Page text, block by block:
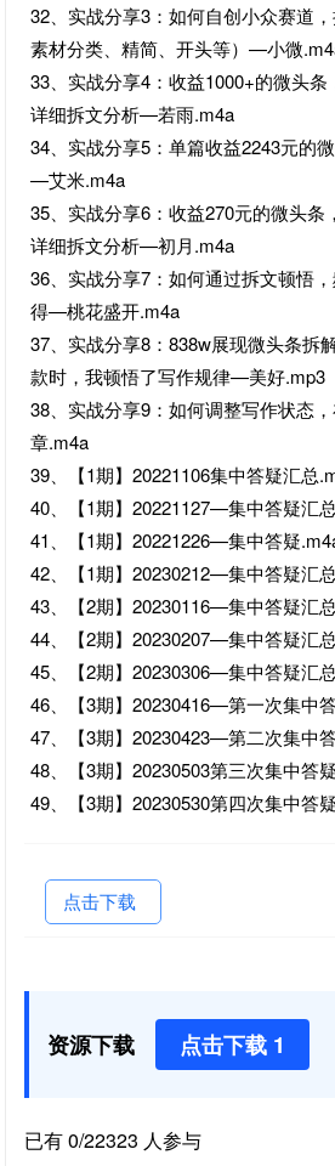
32、实战分享3：如何自创小众赛道
素材分类、精简、开头等）—小微
33、实战分享4：收益1000+的微头
详细拆文分析—若雨.m4a
34、实战分享5：单篇收益2243元的
—艾米.m4a
35、实战分享6：收益270元的微头条
详细拆文分析—初月.m4a
36、实战分享7：如何通过拆文顿悟
得—桃花盛开.m4a
37、实战分享8：838w展现微头条拆
款时，我顿悟了写作规律—美好.mp3
38、实战分享9：如何调整写作状态
章.m4a
39、【1期】20221106集中答疑汇总
40、【1期】20221127—集中答疑汇
41、【1期】20221226—集中答疑
42、【1期】20230212—集中答疑汇
43、【2期】20230116—集中答疑汇
44、【2期】20230207—集中答疑汇
45、【2期】20230306—集中答疑汇
46、【3期】20230416—第一次集中
47、【3期】20230423—第二次集中
48、【3期】20230503第三次集中答
49、【3期】20230530第四次集中答
点击下载
资源下载 点击下载 1
已有 0/22323 人参与